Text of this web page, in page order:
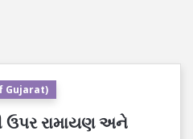
Gujarat)
ઉપર રામાયણ અને